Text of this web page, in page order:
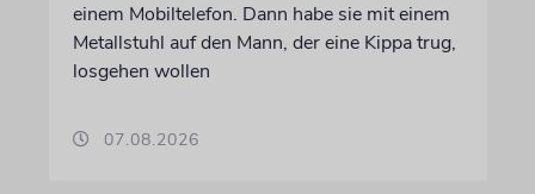
einem Mobiltelefon. Dann habe sie mit einem
Metallstuhl auf den Mann, der eine Kippa trug,
losgehen wollen
07.08.2026